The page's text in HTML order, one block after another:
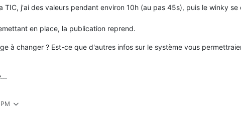
TIC, j'ai des valeurs pendant environ 10h (au pas 45s), puis le winky se
en place, la publication reprend.
à changer ? Est-ce que d'autres infos sur le système vous